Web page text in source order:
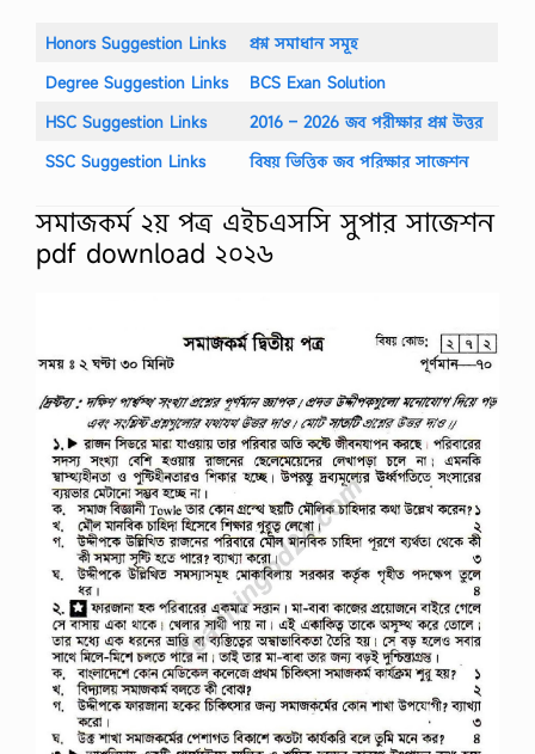
Honors Suggestion Links
প্রশ্ন সমাধান সমূহ
Degree Suggestion Links
BCS Exan Solution
HSC Suggestion Links
2016 – 2026 জব পরীক্ষার প্রশ্ন উত্তর
SSC Suggestion Links
বিষয় ভিত্তিক জব পরিক্ষার সাজেশন
সমাজকর্ম ২য় পত্র এইচএসসি সুপার সাজেশন
pdf download ২০২৬